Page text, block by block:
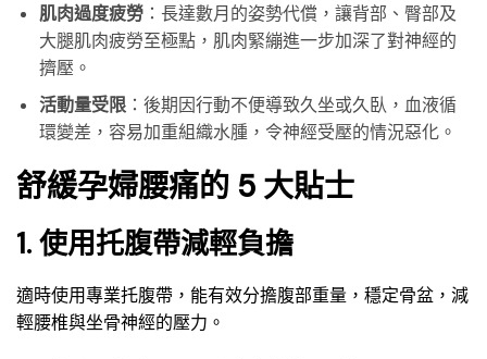
肌肉過度疲勞：長達數月的姿勢代償，讓背部、臀部及
大腿肌肉疲勞至極點，肌肉緊繃進一步加深了對神經的
擠壓。
活動量受限：後期因行動不便導致久坐或久臥，血液循
環變差，容易加重組織水腫，令神經受壓的情況惡化。
舒緩孕婦腰痛的 5 大貼士
1. 使用托腹帶減輕負擔
適時使用專業托腹帶，能有效分擔腹部重量，穩定骨盆，減
輕腰椎與坐骨神經的壓力。